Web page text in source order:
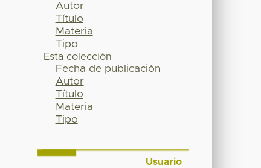
Autor
Título
Materia
Tipo
Esta colección
Fecha de publicación
Autor
Título
Materia
Tipo
Usuario